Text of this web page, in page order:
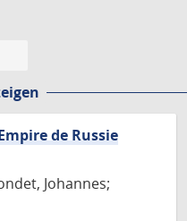
de Russie
Johannes;